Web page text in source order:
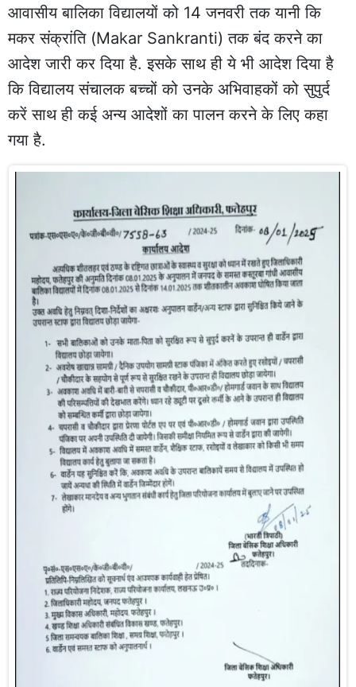
आवासीय बालिका विद्यालयों को 14 जनवरी तक यानी कि
मकर संक्रांति (Makar Sankranti) तक बंद करने का
आदेश जारी कर दिया है. इसके साथ ही ये भी आदेश दिया है
कि विद्यालय संचालक बच्चों को उनके अभिवाहकों को सुपुर्द
करें साथ ही कई अन्य आदेशों का पालन करने के लिए कहा
गया है.